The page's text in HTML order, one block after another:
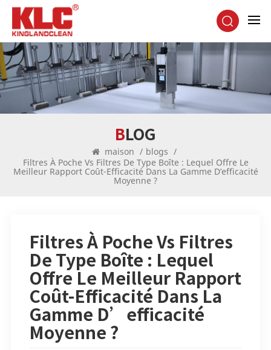
BLOG
maison / blogs /
Filtres À Poche Vs Filtres De Type Boîte : Lequel Offre Le
Meilleur Rapport Coût-Efficacité Dans La Gamme D’efficacité
Moyenne ?
Filtres À Poche Vs Filtres
De Type Boîte : Lequel
Offre Le Meilleur Rapport
Coût-Efficacité Dans La
Gamme D’efficacité
Moyenne ?